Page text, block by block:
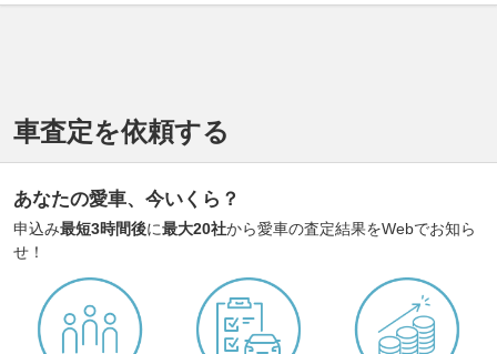
車査定を依頼する
あなたの愛車、今いくら？
申込み最短3時間後に最大20社から愛車の査定結果をWebでお知ら
せ！